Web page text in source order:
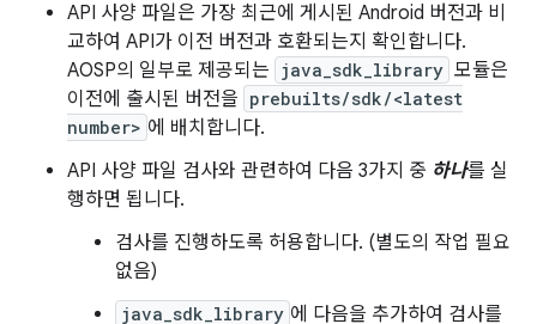
API 사양 파일은 가장 최근에 게시된 Android 버전과 비
교하여 API가 이전 버전과 호환되는지 확인합니다.
AOSP의 일부로 제공되는 java_sdk_library 모듈은
이전에 출시된 버전을 prebuilts/sdk/<latest
number> 에 배치합니다.
API 사양 파일 검사와 관련하여 다음 3가지 중 하나를 실
행하면 됩니다.
검사를 진행하도록 허용합니다. (별도의 작업 필요
없음)
java_sdk_library 에 다음을 추가하여 검사를